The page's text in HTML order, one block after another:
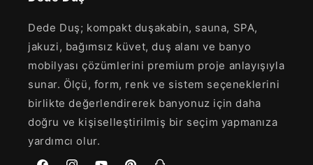
Dede Duş; kompakt duşakabin, sauna, SPA,
jakuzi, bağımsız küvet, duş alanı ve banyo
mobilyası çözümlerini premium proje anlayışıyla
sunar. Ölçü, form, renk ve sistem seçeneklerini
birlikte değerlendirerek banyonuz için daha
doğru ve kişiselleştirilmiş bir seçim yapmanıza
yardımcı olur.